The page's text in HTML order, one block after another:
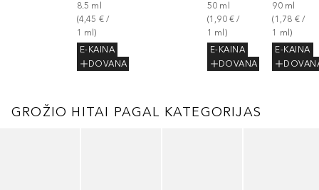
8.5 ml
(4,45 € /
1 ml)
E-KAINA
DOVANA
50 ml
(1,90 € /
1 ml )
E-KAINA
DOVANA
90 ml
(1,78 € /
1
ml)
E-KAINA
GROŽIO HITAI PAGAL KATEGORIJAS